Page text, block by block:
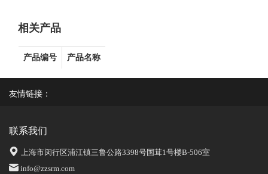
相关产品
产品编号 产品名称
友情链接：
联系我们
上海市闵行区浦江镇三鲁公路3398号国茸1号楼B-506室
info@zzsrm.com